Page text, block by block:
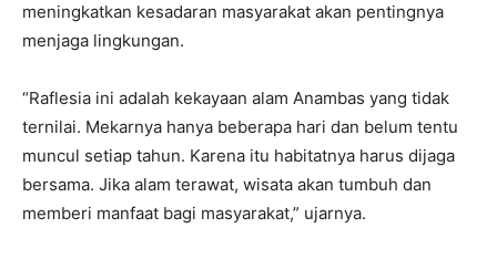
meningkatkan kesadaran masyarakat akan pentingnya
menjaga lingkungan.
“Raflesia ini adalah kekayaan alam Anambas yang tidak
ternilai. Mekarnya hanya beberapa hari dan belum tentu
muncul setiap tahun. Karena itu habitatnya harus dijaga
bersama. Jika alam terawat, wisata akan tumbuh dan
memberi manfaat bagi masyarakat,” ujarnya.